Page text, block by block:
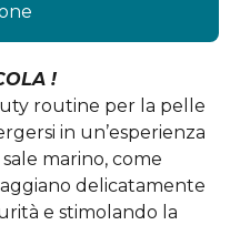
!
routine per la pelle
in un’esperienza
marino, come
delicatamente
e stimolando la